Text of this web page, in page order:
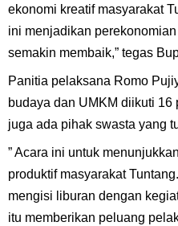
ekonomi kreatif masyarakat
ini menjadikan
semakin membaik,” tegas
Panitia pelaksana Romo
budaya dan UMKM diikuti 16
juga ada pihak swasta yang
” Acara ini untuk
produktif masyarakat
mengisi liburan dengan
itu memberikan peluang